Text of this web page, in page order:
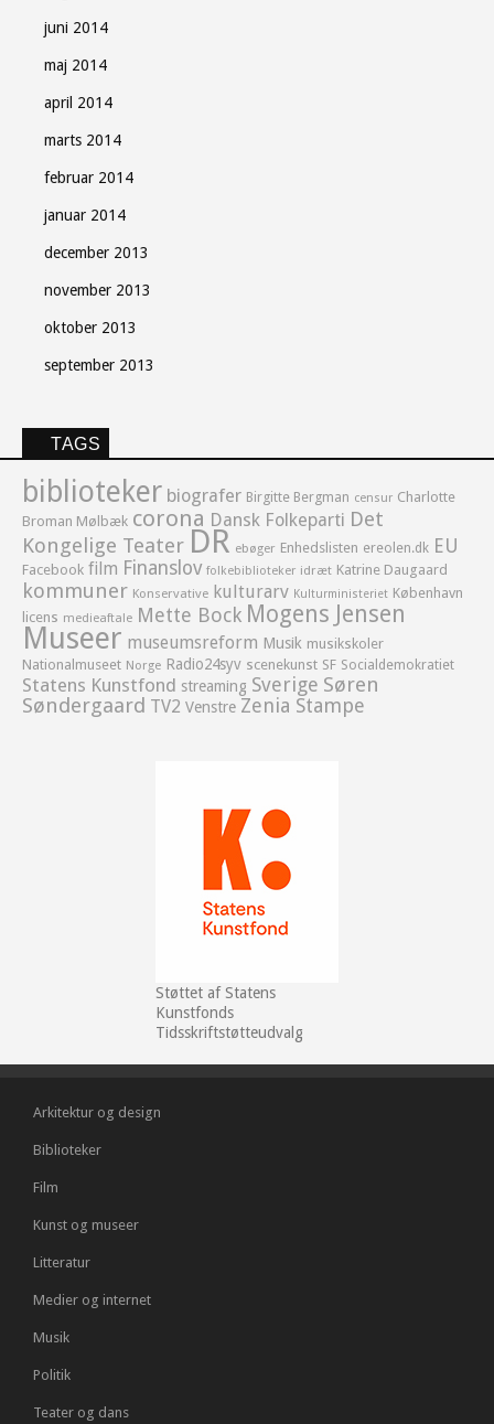
juni 2014
maj 2014
april 2014
marts 2014
februar 2014
januar 2014
december 2013
november 2013
oktober 2013
september 2013
TAGS
biblioteker biografer Birgitte Bergman censur Charlotte
Broman Mølbæk corona Dansk Folkeparti Det
Kongelige Teater DR ebøger Enhedslisten ereolen.dk EU
Facebook film Finanslov folkebiblioteker idræt Katrine Daugaard
kommuner Konservative kulturarv Kulturministeriet København
licens medieaftale Mette Bock Mogens Jensen
Museer museumsreform Musik musikskoler
Nationalmuseet Norge Radio24syv scenekunst SF Socialdemokratiet
Statens Kunstfond streaming Sverige Søren
Søndergaard TV2 Venstre Zenia Stampe
Støttet af Statens
Kunstfonds
Tidsskriftstøtteudvalg
Arkitektur og design
Biblioteker
Film
Kunst og museer
Litteratur
Medier og internet
Musik
Politik
Teater og dans